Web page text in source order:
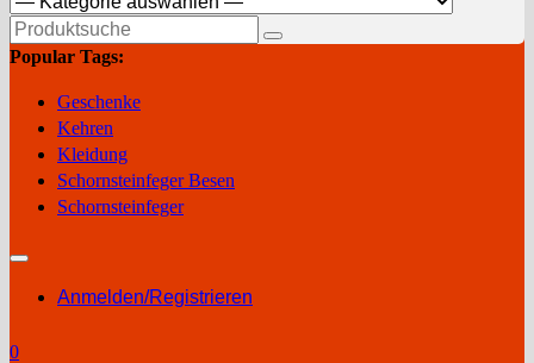
Popular Tags:
Geschenke
Kehren
Kleidung
Schornsteinfeger Besen
Schornsteinfeger
Anmelden/Registrieren
0